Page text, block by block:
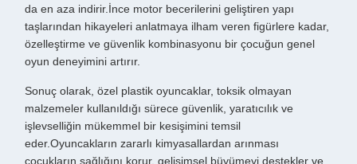
da en aza indirir.İnce motor becerilerini geliştiren yapı
taşlarından hikayeleri anlatmaya ilham veren figürlere kadar,
özelleştirme ve güvenlik kombinasyonu bir çocuğun genel
oyun deneyimini artırır.
Sonuç olarak, özel plastik oyuncaklar, toksik olmayan
malzemeler kullanıldığı sürece güvenlik, yaratıcılık ve
işlevselliğin mükemmel bir kesişimini temsil
eder.Oyuncakların zararlı kimyasallardan arınması
çocukların sağlığını korur, gelişimsel büyümeyi destekler ve